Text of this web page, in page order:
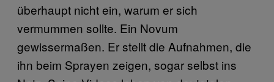
überhaupt nicht ein, warum er sich
vermummen sollte. Ein Novum
gewissermaßen. Er stellt die Aufnahmen, die
ihn beim Sprayen zeigen, sogar selbst ins